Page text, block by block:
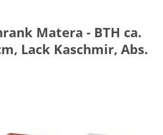
Matera - BTH ca.
Lack Kaschmir, Abs.